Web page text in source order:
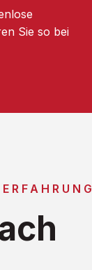
Sie so bei